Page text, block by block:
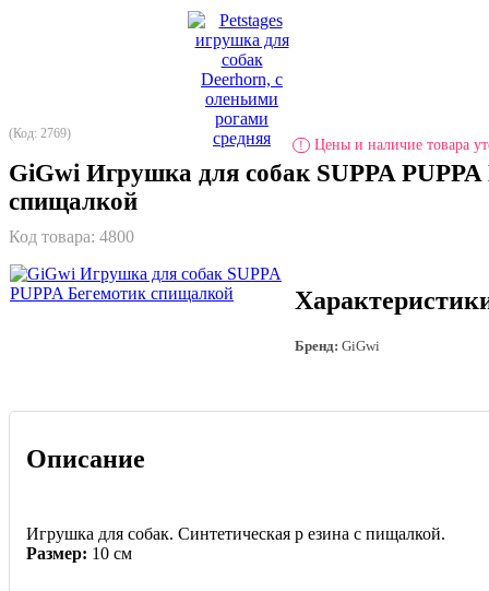
(Код: 2769)
! Цены и наличие товара
GiGwi Игрушка для собак SUPPA PUPPA
спищалкой
Код товара: 4800
Бренд: GiGwi
Описание
Игрушка для собак. Синтетическая р езина с пищалкой.
Размер: 10 см